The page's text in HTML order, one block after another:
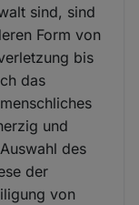
sind, sind
Form von
bis
das
und
des
der
von